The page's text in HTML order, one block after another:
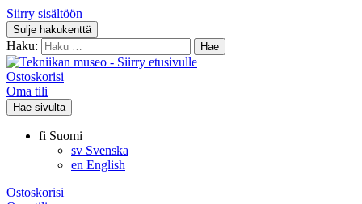
Siirry sisältöön
Sulje hakukenttä
Haku:
Ostoskorisi
Oma tili
Hae sivulta
fi Suomi
sv Svenska
en English
Ostoskorisi